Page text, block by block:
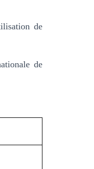
de
de